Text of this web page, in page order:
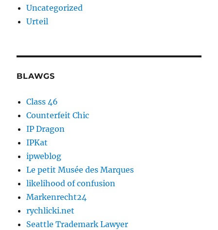
Uncategorized
Urteil
BLAWGS
Class 46
Counterfeit Chic
IP Dragon
IPKat
ipweblog
Le petit Musée des Marques
likelihood of confusion
Markenrecht24
rychlicki.net
Seattle Trademark Lawyer